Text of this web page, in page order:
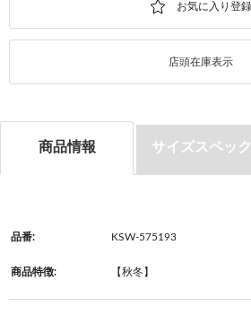
店頭在庫表示
商品情報 サイズスペック
品番: KSW-575193
商品特徴: 【秋冬】